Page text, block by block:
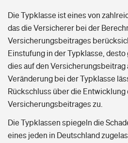
Die Typklasse ist eines von
das die Versicherer bei der
Versicherungsbeitrages
Einstufung in der Typklasse,
dies auf den Versicherungsbeitrag
Veränderung bei der Typklasse
Rückschluss über die Entwicklung
Versicherungsbeitrages zu.
Die Typklassen spiegeln die
eines jeden in Deutschland